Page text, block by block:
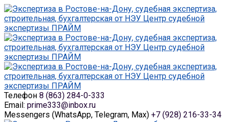
Телефон 8 (863) 284-0-333
Email: prime333@inbox.ru
Messengers (WhatsApp, Telegram, Max) +7 (928) 216-33-34